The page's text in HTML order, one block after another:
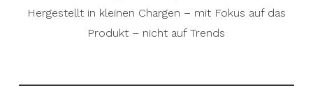
Hergestellt in kleinen Chargen – mit Fokus auf das
Produkt – nicht auf Trends